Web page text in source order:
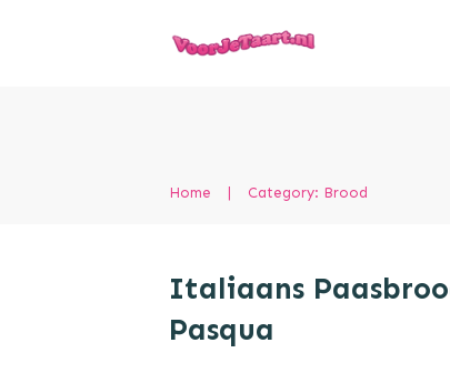
Home Category: Brood
Italiaans
Pasqua